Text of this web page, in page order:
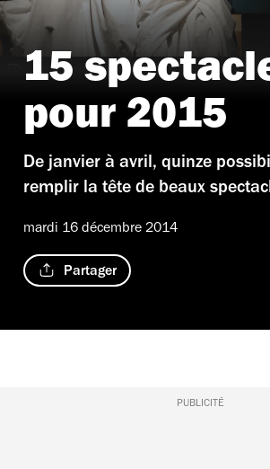
'Daisy' de Rodrigo Garcia
15
pour 2015
De janvier à avril, quinze
remplir la tête de beaux
mardi 16 décembre 2014
Partager
PUBLICITÉ